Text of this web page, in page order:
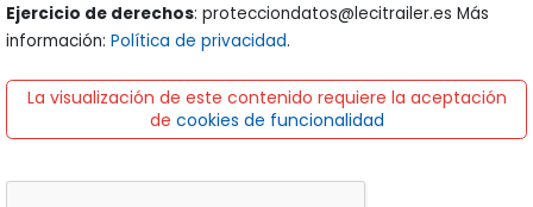
Ejercicio de derechos: protecciondatos@lecitrailer.es Más
información: Política de privacidad.
La visualización de este contenido requiere la aceptación
de cookies de funcionalidad